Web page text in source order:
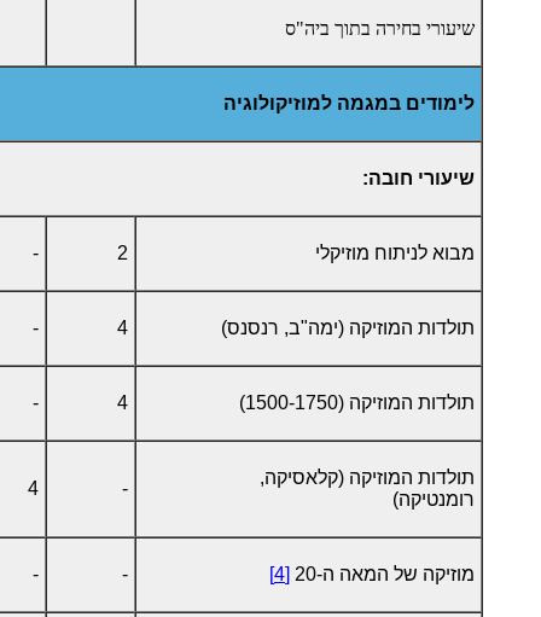
שיעורי בחירה בתוך ביה"ס
לימודים במגמה למוזיקולוגיה
שיעורי חובה:
מבוא לניתוח מוזיקלי 2
-
תולדות המוזיקה (ימה"ב, רנסנס) 4
-
תולדות המוזיקה (1500-1750) 4
-
תולדות המוזיקה (קלאסיקה,
רומנטיקה)
-
4
מוזיקה של המאה ה-20 [4]
-
-